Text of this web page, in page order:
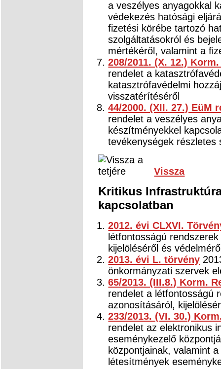
a veszélyes anyagokkal
védekezés hatósági
fizetési körébe tartozó
szolgáltatásokról és
mértékéről, valamint a
208/2011. (X. 12.)
rendelet a
katasztrófavédelmi
visszatérítéséről
44/2000. (XII. 27.) EüM
rendelet a veszélyes
készítményekkel
tevékenységek részletes
Vissza
Kritikus
kapcsolatban
2012. évi CLXVI.
létfontosságú
kijelöléséről és
2013. évi L. törvény
önkormányzati szervek
65/2013. (III.8.) Korm.
rendelet a létfontosságú
azonosításáról,
233/2013. (VI. 30.)
rendelet az elektronikus
eseménykezelő
központjainak, valamint
létesítmények